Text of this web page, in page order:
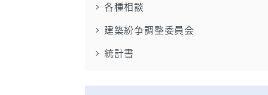
各種相談
建築紛争調整委員会
統計書